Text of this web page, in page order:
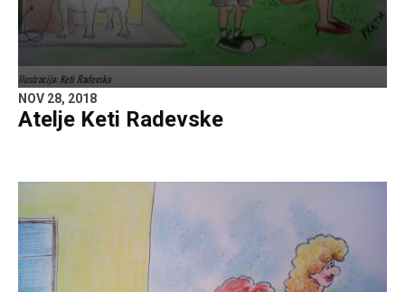
Ilustracija: Keti Radevska
NOV 28, 2018
Atelje Keti Radevske